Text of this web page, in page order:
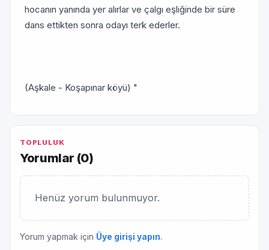
hocanın yanında yer alırlar ve çalgı eşliğinde bir süre
dans ettikten sonra odayı terk ederler.
(Aşkale - Koşapınar köyü) "
TOPLULUK
Yorumlar (0)
Henüz yorum bulunmuyor.
Yorum yapmak için Üye girişi yapın.